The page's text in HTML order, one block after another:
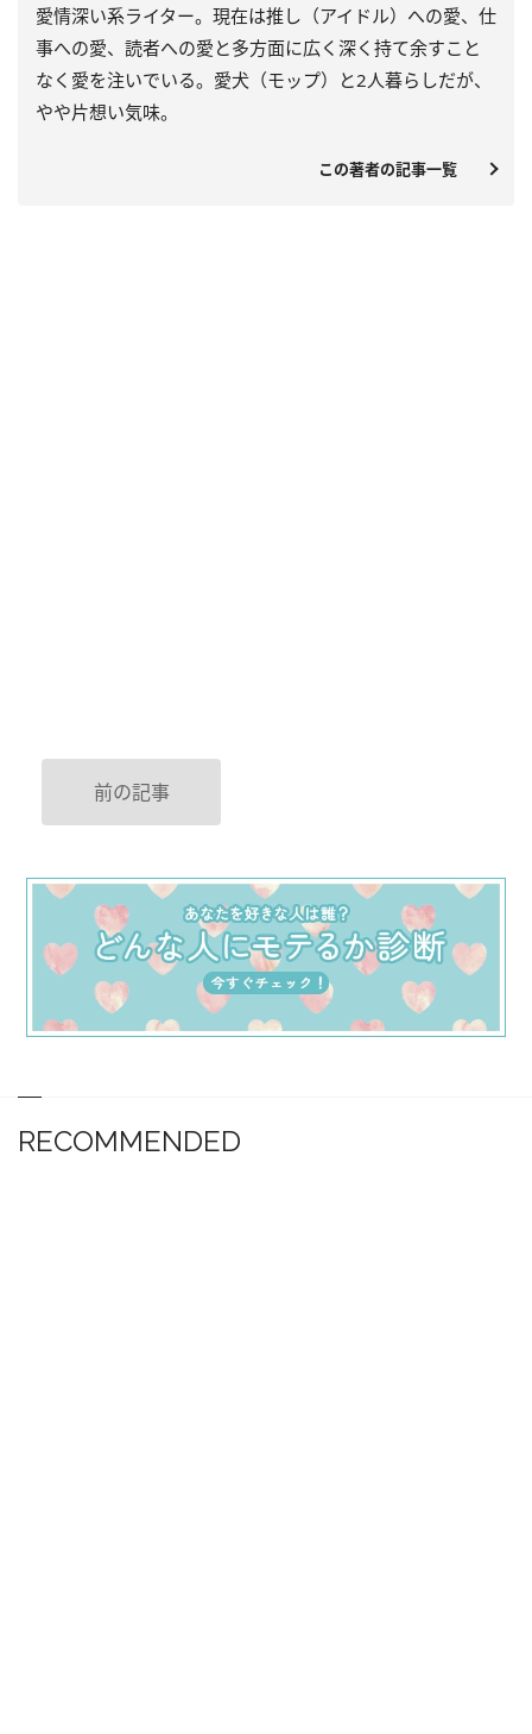
愛情深い系ライター。現在は推し（アイドル）への愛、仕
事への愛、読者への愛と多方面に広く深く持て余すこと
なく愛を注いでいる。愛犬（モップ）と2人暮らしだが、
やや片想い気味。
この著者の記事一覧
前の記事
RECOMMENDED